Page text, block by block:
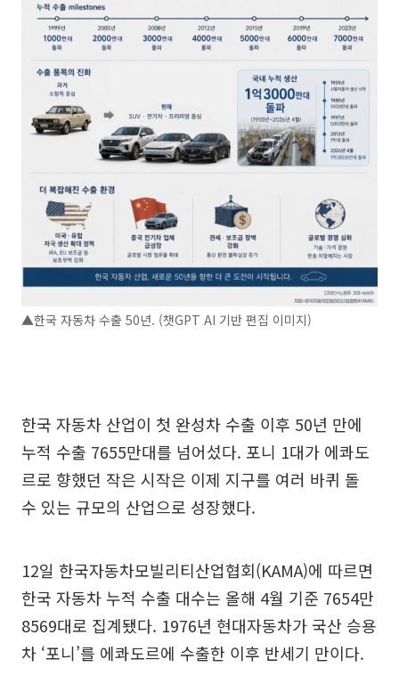
▲한국 자동차 수출 50년. (챗GPT AI 기반 편집 이미지)
한국 자동차 산업이 첫 완성차 수출 이후 50년 만에
누적 수출 7655만대를 넘어섰다. 포니 1대가 에콰도
르로 향했던 작은 시작은 이제 지구를 여러 바퀴 돌
수 있는 규모의 산업으로 성장했다.
12일 한국자동차모빌리티산업협회(KAMA)에 따르면
한국 자동차 누적 수출 대수는 올해 4월 기준 7654만
8569대로 집계됐다. 1976년 현대자동차가 국산 승용
차 ‘포니’를 에콰도르에 수출한 이후 반세기 만이다.